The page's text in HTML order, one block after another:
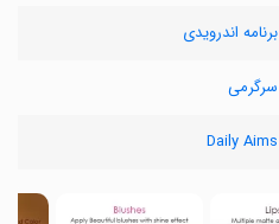
برنامه اندرویدی
سرگرمی
Daily Aims